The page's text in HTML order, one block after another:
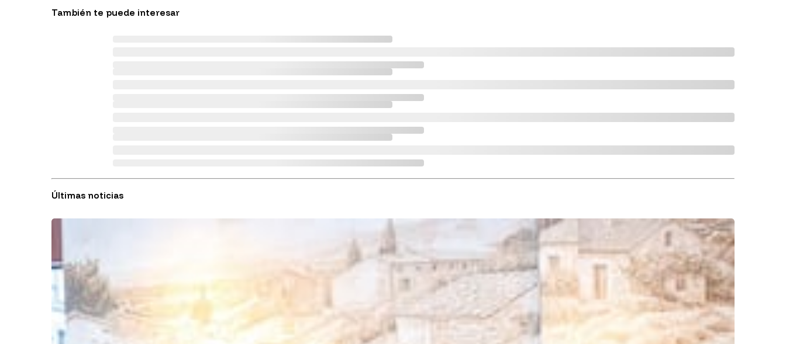
También te puede interesar
Últimas noticias